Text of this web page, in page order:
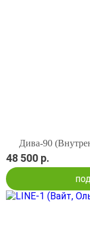
Дива-90
48 500 р.